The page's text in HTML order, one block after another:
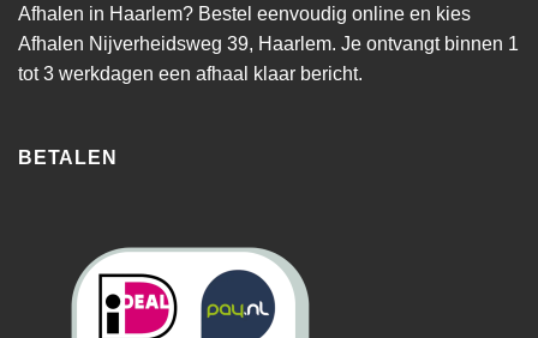
Afhalen in Haarlem? Bestel eenvoudig online en kies
Afhalen Nijverheidsweg 39, Haarlem. Je ontvangt binnen 1
tot 3 werkdagen een afhaal klaar bericht.
BETALEN